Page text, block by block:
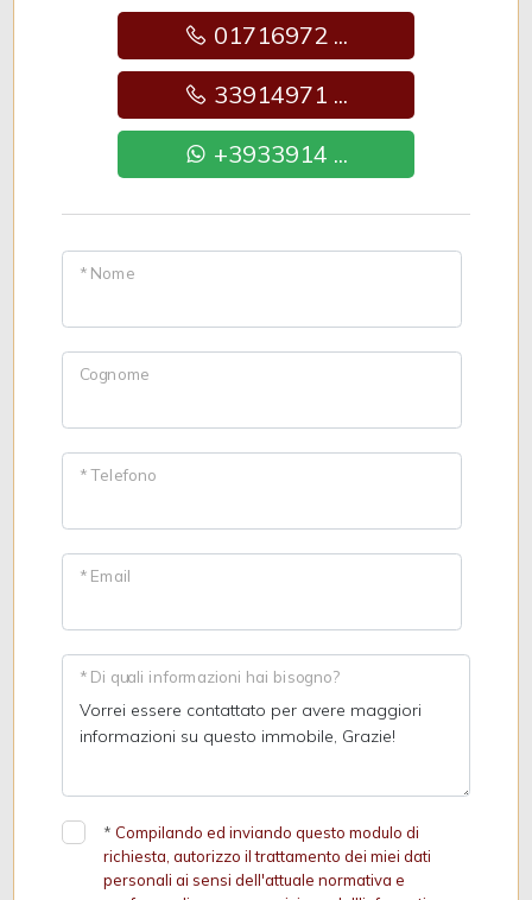
01716972 ...
33914971 ...
+3933914 ...
* Nome
Cognome
* Telefono
* Email
* Di quali informazioni hai bisogno?
* Compilando ed inviando questo modulo di
richiesta, autorizzo il trattamento dei miei dati
personali ai sensi dell'attuale normativa e